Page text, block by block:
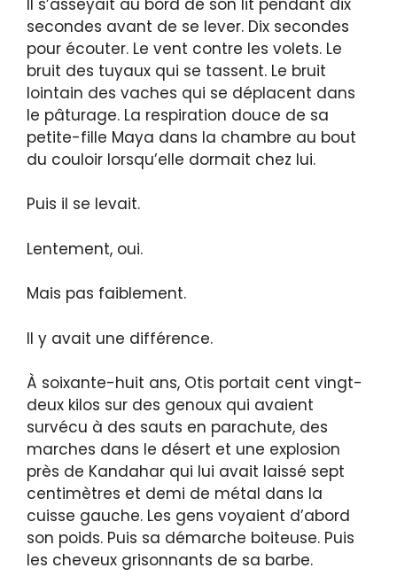
Il s’asseyait au bord de son lit pendant dix
secondes avant de se lever. Dix secondes
pour écouter. Le vent contre les volets. Le
bruit des tuyaux qui se tassent. Le bruit
lointain des vaches qui se déplacent dans
le pâturage. La respiration douce de sa
petite-fille Maya dans la chambre au bout
du couloir lorsqu’elle dormait chez lui.
Puis il se levait.
Lentement, oui.
Mais pas faiblement.
Il y avait une différence.
À soixante-huit ans, Otis portait cent vingt-
deux kilos sur des genoux qui avaient
survécu à des sauts en parachute, des
marches dans le désert et une explosion
près de Kandahar qui lui avait laissé sept
centimètres et demi de métal dans la
cuisse gauche. Les gens voyaient d’abord
son poids. Puis sa démarche boiteuse. Puis
les cheveux grisonnants de sa barbe.